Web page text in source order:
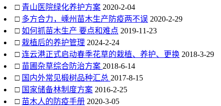
□ 青山医院绿化养护方案 2020-2-04
□ 多方合力，嵊州苗木生产防疫两不误 2020-2-29
□ 如何抓苗木生产 要点和难点 2019-11-23
□ 栽植后的养护管理 2024-2-24
□ 连云港正式启动春季花草的栽植、养护、更换 2018-3-29
□ 苗圃杂草综合防治方案 2018-6-14
□ 国内外常见椴树品种汇总 2017-8-15
□ 国家储备林制度方案 2016-2-25
□ 苗木人的防疫手册 2020-3-05